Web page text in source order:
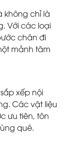
không chỉ là
Với các loại
chân đi
mảnh tâm
xếp nội
Các vật liệu
ưu tiên, tôn
quê.